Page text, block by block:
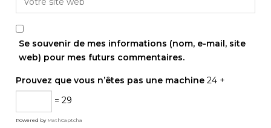
Se souvenir de mes informations (nom, e-mail, site
web) pour mes futurs commentaires.
Prouvez que vous n’êtes pas une machine 24 +
= 29
Powered by MathCaptcha